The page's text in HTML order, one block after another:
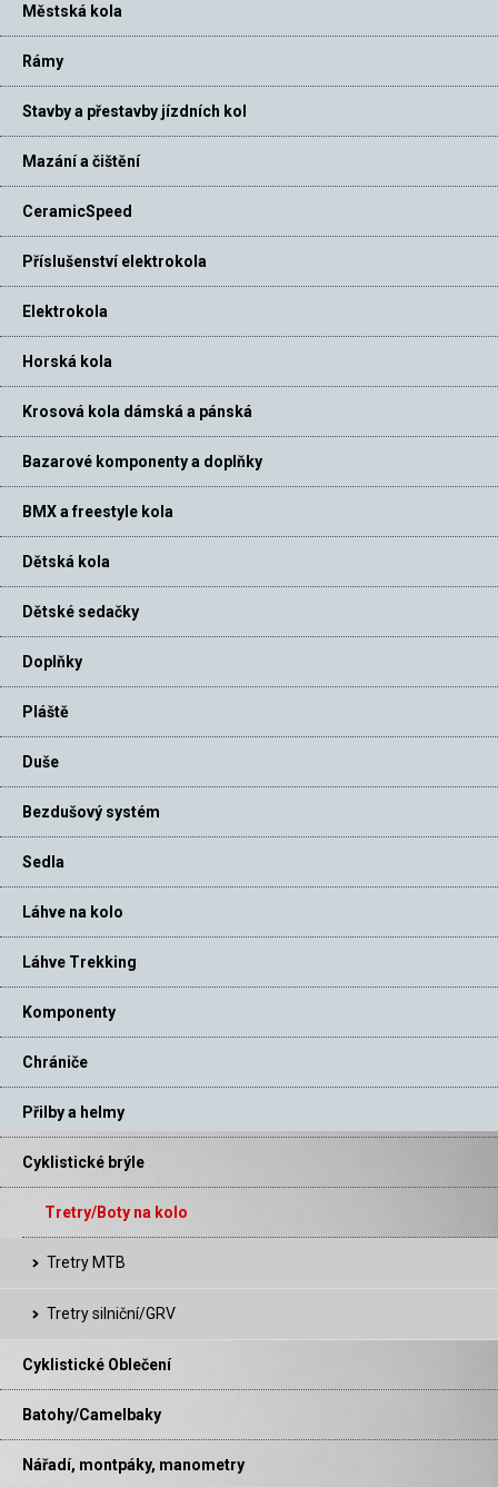
Městská kola
Rámy
Stavby a přestavby jízdních kol
Mazání a čištění
CeramicSpeed
Příslušenství elektrokola
Elektrokola
Horská kola
Krosová kola dámská a pánská
Bazarové komponenty a doplňky
BMX a freestyle kola
Dětská kola
Dětské sedačky
Doplňky
Pláště
Duše
Bezdušový systém
Sedla
Láhve na kolo
Láhve Trekking
Komponenty
Chrániče
Přilby a helmy
Cyklistické brýle
Tretry/Boty na kolo
Tretry MTB
Tretry silniční/GRV
Cyklistické Oblečení
Batohy/Camelbaky
Nářadí, montpáky, manometry